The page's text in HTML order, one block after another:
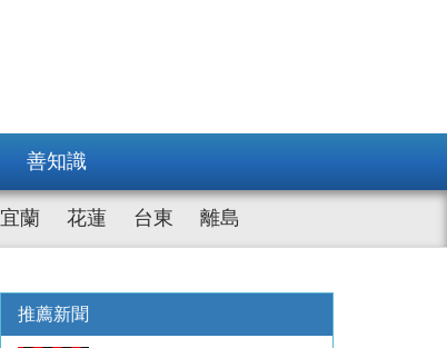
善知識
宜蘭 花蓮 台東 離島
推薦新聞